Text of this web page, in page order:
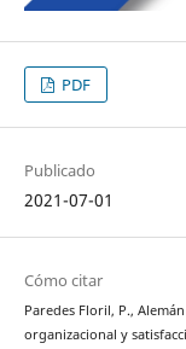
PDF
Publicado
2021-07-01
Cómo citar
Paredes Floril, P.,
organizacional y